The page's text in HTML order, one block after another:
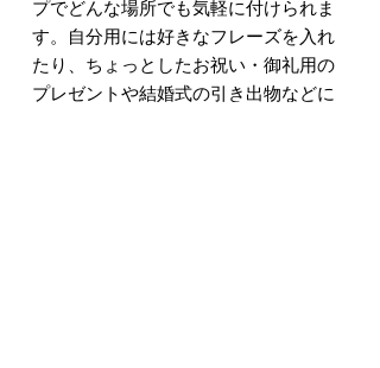
プでどんな場所でも気軽に付けられま
す。自分用には好きなフレーズを入れ
たり、ちょっとしたお祝い・御礼用の
プレゼントや結婚式の引き出物などに